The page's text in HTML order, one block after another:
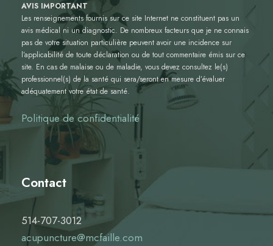
AVIS IMPORTANT
Les renseignements fournis sur ce site Internet ne constituent pas un
avis médical ni un diagnostic. De nombreux facteurs que je ne connais
pas de votre situation particulière peuvent avoir une incidence sur
l’applicabilité de toute déclaration ou de tout commentaire émis sur ce
site. En cas de malaise ou de maladie, vous devez consultez le(s)
professionnel(s) de la santé qui sera/seront en mesure d’évaluer
adéquatement votre état de santé.
Politique de confidentialité
Contact
514-707-3012
acupuncture@mcfaille.com